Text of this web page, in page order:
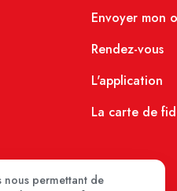
Envoyer mon
Rendez-vous
L'application
La carte de
nous permettant de